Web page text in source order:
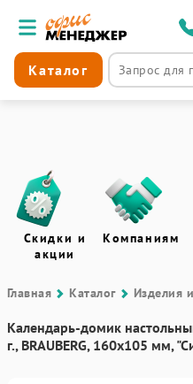
Каталог
Скидки и
акции
Компаниям
Главная Каталог Изделия
Календарь-домик
г., BRAUBERG, 160х105 мм,